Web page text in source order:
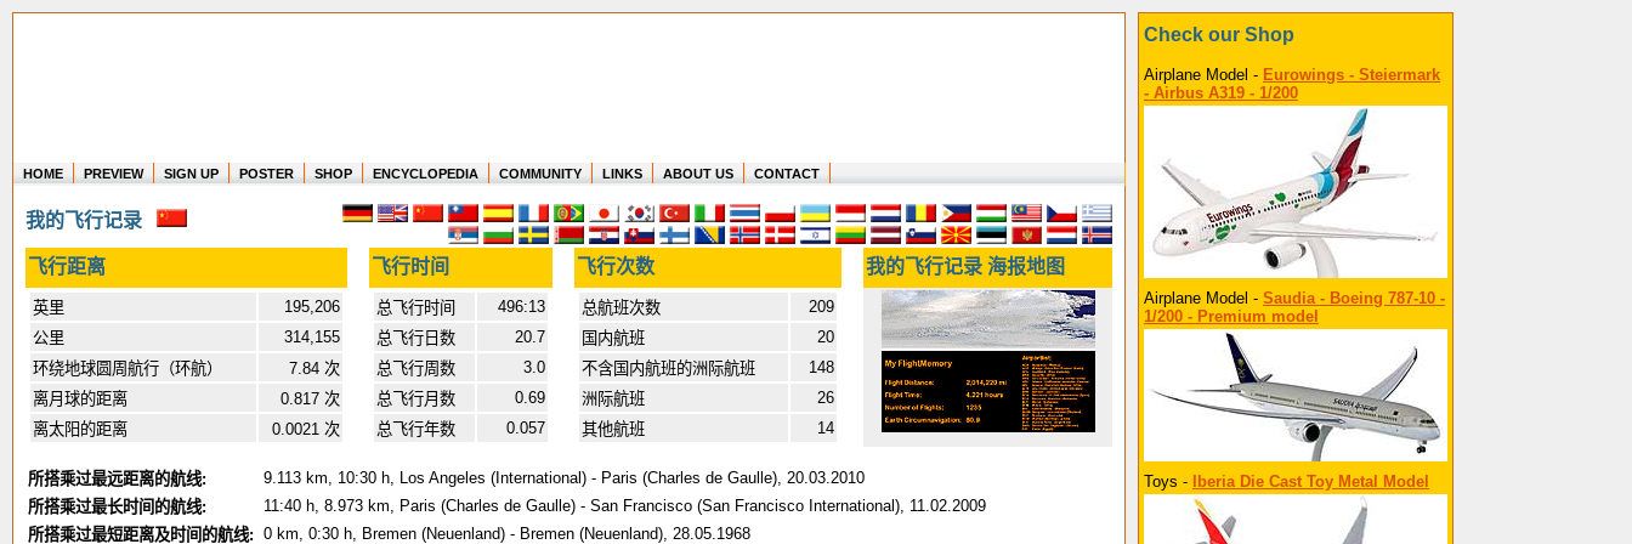
Where in the world have you flown?
How long have you been in the air?
Create your own FlightMemory and see!
HOME PREVIEW SIGN UP POSTER SHOP ENCYCLOPEDIA COMMUNITY LINKS ABOUT US CONTACT
我的飞行记录
飞行距离 飞行时间 飞行次数 我的飞行记录 海报地图
英里
195,206
公里
314,155
环绕地球圆周航行（环航）
7.84 次
离月球的距离
0.817 次
离太阳的距离
0.0021 次
总飞行时间
496:13
总飞行日数
20.7
总飞行周数
3.0
总飞行月数
0.69
总飞行年数
0.057
总航班次数
209
国内航班
20
不含国内航班的洲际航班
148
洲际航班
26
其他航班
14
所搭乘过最远距离的航线:
9.113 km, 10:30 h, Los Angeles (International) - Paris (Charles de Gaulle), 20.03.2010
所搭乘过最长时间的航线:
11:40 h, 8.973 km, Paris (Charles de Gaulle) - San Francisco (San Francisco International), 11.02.2009
所搭乘过最短距离及时间的航线: 0 km, 0:30 h, Bremen (Neuenland) - Bremen (Neuenland), 28.05.1968
Check our Shop
Airplane Model - Eurowings - Steiermark
- Airbus A319 - 1/200
Airplane Model - Saudia - Boeing 787-10 -
1/200 - Premium model
Toys - Iberia Die Cast Toy Metal Model